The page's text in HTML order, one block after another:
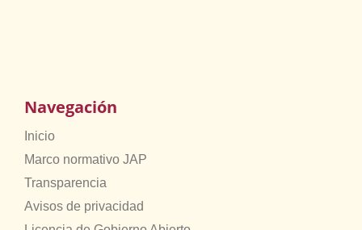
Navegación
Inicio
Marco normativo JAP
Transparencia
Avisos de privacidad